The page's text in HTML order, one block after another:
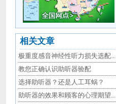
相关文章
极重度感音神经性听力损失选配...
教您正确认识助听器验配
选择助听器？还是人工耳蜗？
助听器的效果和顾客的心理期望...